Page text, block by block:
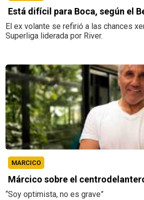
Está difícil para Boca, según el
El ex volante se refirió a las chances
Superliga liderada por River.
MARCICO
Márcico sobre el
“Soy optimista, no es grave”